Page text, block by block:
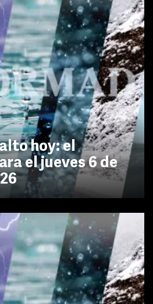
hoy: el
el jueves 6 de